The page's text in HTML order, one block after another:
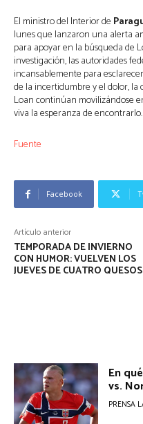
El ministro del Interior de
lunes que lanzaron una alerta
para apoyar en la búsqueda de
investigación, las autoridades
incansablemente para
de la incertidumbre y el dolor,
Loan continúan movilizándose
viva la esperanza de encontrarlo.
Fuente
Facebook
Artículo anterior
TEMPORADA DE INVIERNO
CON HUMOR: VUELVEN LOS
JUEVES DE CUATRO QUESOS
En
vs.
PRENSA